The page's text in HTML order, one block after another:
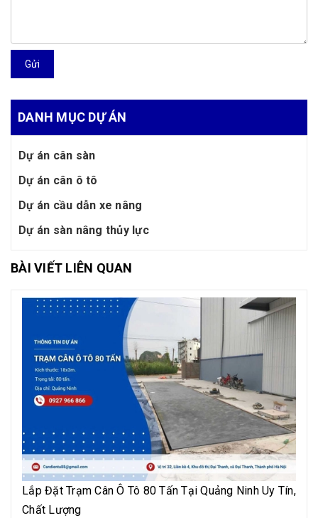
Gửi
DANH MỤC DỰ ÁN
Dự án cân sàn
Dự án cân ô tô
Dự án cầu dẫn xe nâng
Dự án sàn nâng thủy lực
BÀI VIẾT LIÊN QUAN
Lắp Đặt Trạm Cân Ô Tô 80 Tấn Tại Quảng Ninh Uy Tín,
Chất Lượng